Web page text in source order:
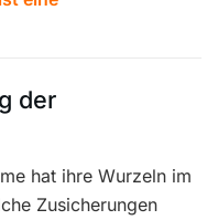
der
hat ihre Wurzeln im
Zusicherungen